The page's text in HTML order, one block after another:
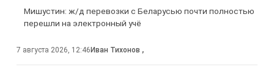
Мишустин: ж/д перевозки с Беларусью почти полностью
перешли на электронный учё
7 августа 2026, 12:46Иван Тихонов ,